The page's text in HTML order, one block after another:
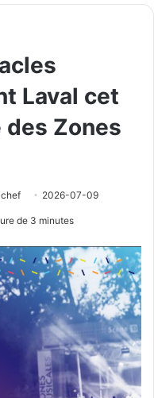
Laval cet
des Zones
2026-07-09
de 3 minutes